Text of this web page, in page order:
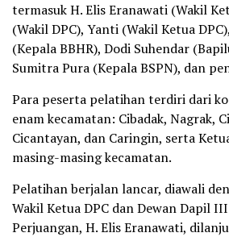
termasuk H. Elis Eranawati (Wakil
(Wakil DPC), Yanti (Wakil Ketua
(Kepala BBHR), Dodi Suhendar
Sumitra Pura (Kepala BSPN), dan
Para peserta pelatihan terdiri dari
enam kecamatan: Cibadak, Nagrak,
Cicantayan, dan Caringin, serta
masing-masing kecamatan.
Pelatihan berjalan lancar, diawali
Wakil Ketua DPC dan Dewan Dapil
Perjuangan, H. Elis Eranawati,